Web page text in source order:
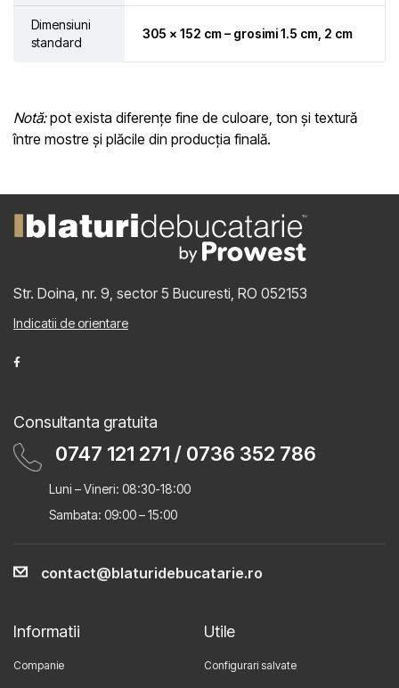
Dimensiuni
standard
305 × 152 cm – grosimi 1.5 cm, 2 cm
Notă:pot exista diferențe fine de culoare, ton și textură
între mostre și plăcile din producția finală.
Str. Doina, nr. 9, sector 5 Bucuresti, RO 052153
Indicatii de orientare
Consultanta gratuita
0747 121 271 / 0736 352 786
Luni – Vineri: 08:30-18:00
Sambata: 09:00 – 15:00
contact@blaturidebucatarie.ro
Informatii
Companie
Utile
Configurari salvate